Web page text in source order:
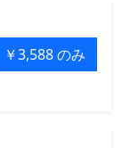
￥3,588 のみ